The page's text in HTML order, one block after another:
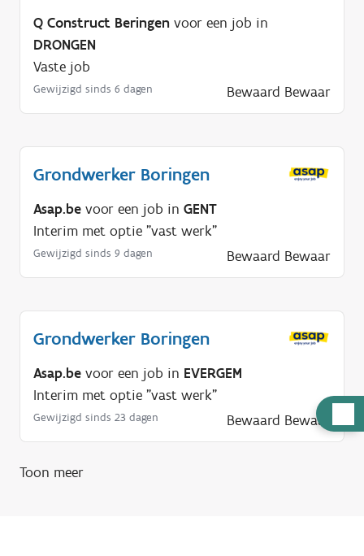
u
Q Construct Beringen voor een job in
DRONGEN
Vaste job
Gewijzigd sinds 6 dagen Bewaard Bewaar
Grondwerker Boringen
Asap.be voor een job in GENT
Interim met optie "vast werk"
Gewijzigd sinds 9 dagen Bewaard Bewaar
Grondwerker Boringen
Asap.be voor een job in EVERGEM
Interim met optie "vast werk"
Gewijzigd sinds 23 dagen Bewaard Bewaar
Toon meer